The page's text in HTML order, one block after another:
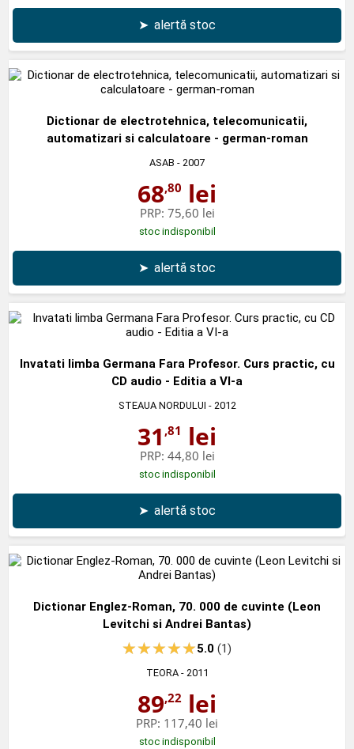
➤ alertă stoc
Dictionar de electrotehnica, telecomunicatii,
automatizari si calculatoare - german-roman
ASAB - 2007
68,80 lei
PRP: 75,60 lei
stoc indisponibil
➤ alertă stoc
Invatati limba Germana Fara Profesor. Curs practic, cu
CD audio - Editia a VI-a
STEAUA NORDULUI - 2012
31 ,81 lei
PRP: 44,80 lei
stoc indisponibil
➤ alertă stoc
Dictionar Englez-Roman, 70. 000 de cuvinte (Leon
Levitchi si Andrei Bantas)
5.0(1)
TEORA- 2011
89,22 lei
PRP: 117,40 lei
stoc indisponibil